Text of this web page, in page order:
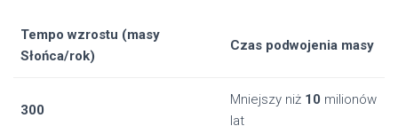
Tempo wzrostu (masy
Słońca/rok)
Czas podwojenia masy
300
Mniejszy niż 10 milionów
lat